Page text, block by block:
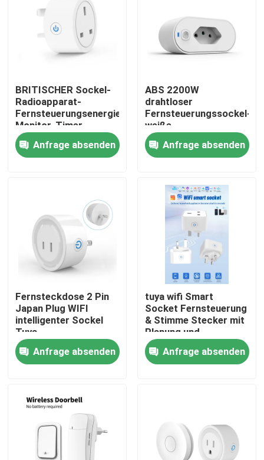
Haus
Produkte
Fabrik-Ausflug
Qualitätskontrolle
Treten Sie mit uns in Verbindung
Fordern Sie ein Zitat
WLAN-Smart-Switches
Zigbee Smart Switch
BRITISCHER Sockel-
Radioapparat-
Fernsteuerungsenergie-
Monitor-Timer-
Fernsteuerungssockel
WIFIS intelligenter
Anfrage absenden
ABS 2200W
drahtloser
Fernsteuerungssockel-
weiße
Anfrage absenden
Fernsteckdose 2 Pin
Japan Plug WIFI
intelligenter Sockel
Tuya
Anfrage absenden
tuya wifi Smart
Socket Fernsteuerung
& Stimme Stecker mit
Planung und
Automatisierung
Funktionen
unterstützen Alexa
Anfrage absenden